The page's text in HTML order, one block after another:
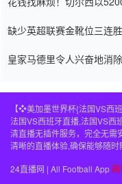
缺少英超联赛金靴位三连
皇家马德里令人兴奋地消
【❖美加墨世界杯{法国VS西
法国VS西班牙直播,法国VS西
清直播无插件服务，完全无需
清晰的直播体验,确保能够随时
24直播网 | All Football App